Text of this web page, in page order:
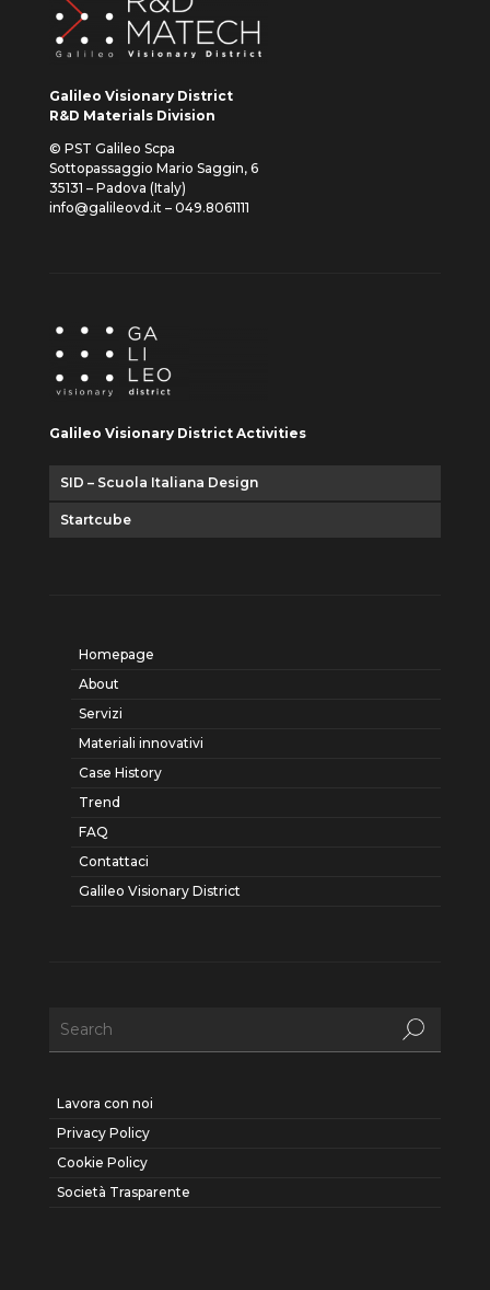
Galileo Visionary District
R&D Materials Division
© PST Galileo Scpa
Sottopassaggio Mario Saggin, 6
35131 – Padova (Italy)
info@galileovd.it – 049.8061111
Galileo Visionary District Activities
SID – Scuola Italiana Design
Startcube
Homepage
About
Servizi
Materiali innovativi
Case History
Trend
FAQ
Contattaci
Galileo Visionary District
Lavora con noi
Privacy Policy
Cookie Policy
Società Trasparente